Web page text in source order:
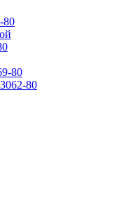
80
80
80